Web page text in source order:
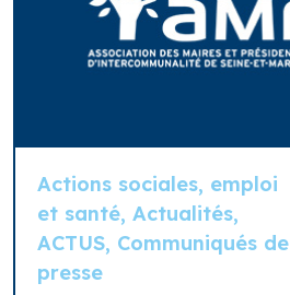
Actions sociales, emploi
et santé, Actualités,
ACTUS, Communiqués de
presse